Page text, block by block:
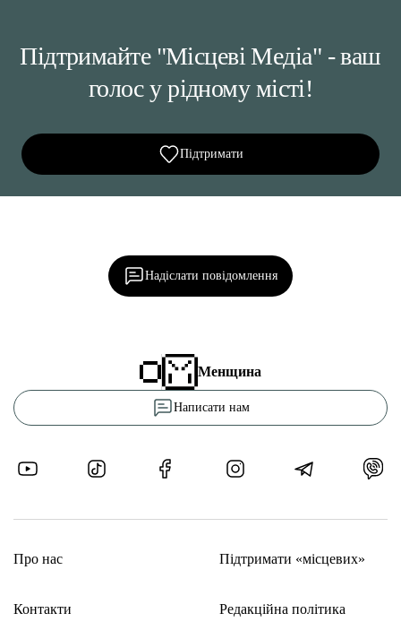
Підтримайте "Місцеві Медіа" - ваш
голос у рідному місті!
Підтримати
Надіслати повідомлення
Менщина
Написати нам
Про нас
Контакти
Підтримати «місцевих»
Редакційна політика